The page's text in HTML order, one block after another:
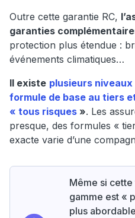
Outre cette garantie RC,
garanties
protection plus étendue :
événements climatiques…
Il existe plusieurs
formule de base au tiers
« tous risques ». Les
presque, des formules «
exacte varie d’une
Même si cette
gamme est «
plus